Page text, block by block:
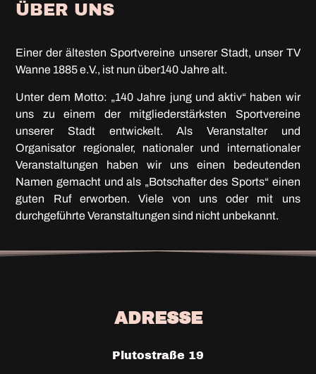
ÜBER UNS
Einer der ältesten Sportvereine unserer Stadt, unser TV
Wanne 1885 e.V., ist nun über140 Jahre alt.
Unter dem Motto: „140 Jahre jung und aktiv“ haben wir
uns zu einem der mitgliederstärksten Sportvereine
unserer Stadt entwickelt. Als Veranstalter und
Organisator regionaler, nationaler und internationaler
Veranstaltungen haben wir uns einen bedeutenden
Namen gemacht und als „Botschafter des Sports“ einen
guten Ruf erworben. Viele von uns oder mit uns
durchgeführte Veranstaltungen sind nicht unbekannt.
ADRESSE
Plutostraße 19